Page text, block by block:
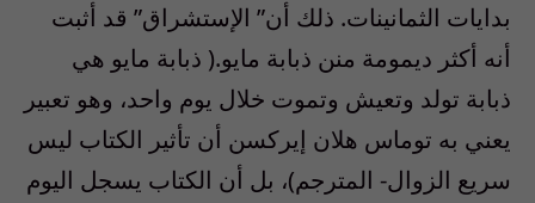
بدايات الثمانينات. ذلك أن” الإستشراق” قد أثبت
أنه أكثر ديمومة منن ذبابة مايو.( ذبابة مايو هي
ذبابة تولد وتعيش وتموت خلال يوم واحد، وهو تعبير
يعني به توماس هلان إيركسن أن تأثير الكتاب ليس
سريع الزوال- المترجم)، بل أن الكتاب يسجل اليوم